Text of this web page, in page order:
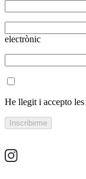
electrònic
He llegit i accepto les